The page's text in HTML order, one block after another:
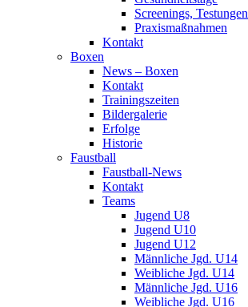
Screenings, Testungen
Praxismaßnahmen
Kontakt
Boxen
News – Boxen
Kontakt
Trainingszeiten
Bildergalerie
Erfolge
Historie
Faustball
Faustball-News
Kontakt
Teams
Jugend U8
Jugend U10
Jugend U12
Männliche Jgd. U14
Weibliche Jgd. U14
Männliche Jgd. U16
Weibliche Jgd. U16